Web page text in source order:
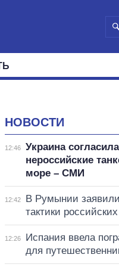
НОВОСТИ
12:46
Украина
нероссийские
море – СМИ
12:42
В Румынии
тактики
12:26
Испания ввела
для